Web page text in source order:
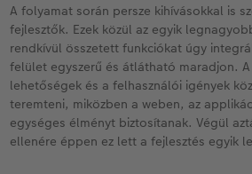
A folyamat során persze kihívásokkal is
fejlesztők. Ezek közül az egyik
rendkívül összetett funkciókat úgy
felület egyszerű és átlátható maradjon.
lehetőségek és a felhasználói igények
teremteni, miközben a weben, az
egységes élményt biztosítanak. Végül
ellenére éppen ez lett a fejlesztés egyik